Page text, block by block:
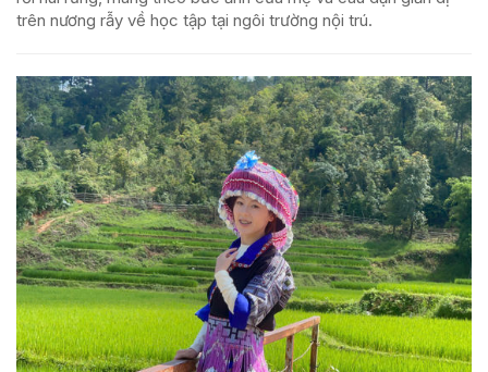
trên nương rẫy về học tập tại ngôi trường nội trú.